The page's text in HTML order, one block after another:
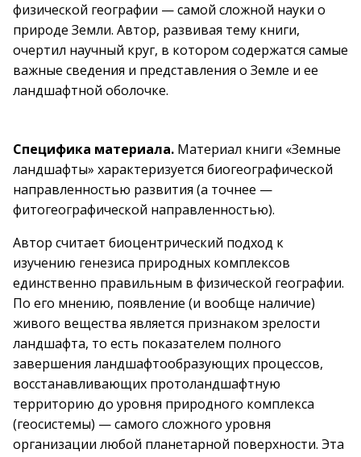
физической географии — самой сложной науки о
природе Земли. Автор, развивая тему книги,
очертил научный круг, в котором содержатся самые
важные сведения и представления о Земле и ее
ландшафтной оболочке.
Специфика материала. Материал книги «Земные
ландшафты» характеризуется биогеографической
направленностью развития (а точнее —
фитогеографической направленностью).
Автор считает биоцентрический подход к
изучению генезиса природных комплексов
единственно правильным в физической географии.
По его мнению, появление (и вообще наличие)
живого вещества является признаком зрелости
ландшафта, то есть показателем полного
завершения ландшафтообразующих процессов,
восстанавливающих протоландшафтную
территорию до уровня природного комплекса
(геосистемы) — самого сложного уровня
организации любой планетарной поверхности. Эта